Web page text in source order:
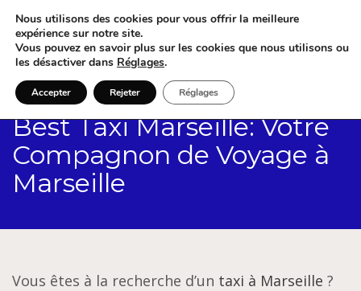
Best Taxi Marseille: Votre
Compagnon de Voyage à
Marseille
Vous êtes à la recherche d’un taxi à Marseille ?
Nous utilisons des cookies pour vous offrir la meilleure
expérience sur notre site.
Vous pouvez en savoir plus sur les cookies que nous utilisons ou
les désactiver dans Réglages.
Accepter Rejeter Réglages